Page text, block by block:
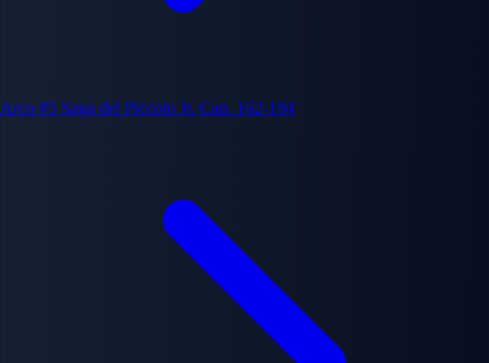
Arco #5 Saga del Piccolo Jr. Cap. 162-194